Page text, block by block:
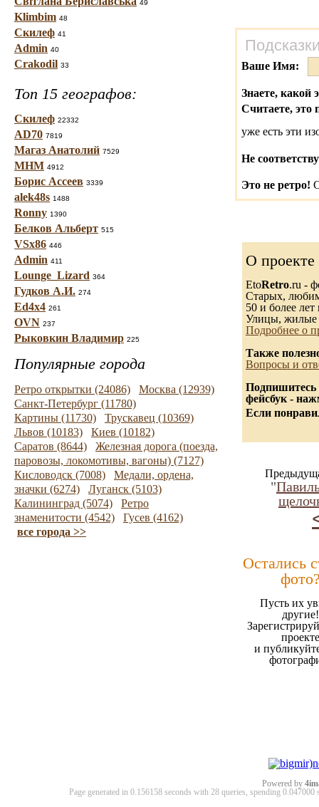
49
Klimbim 48
Скилеф 41
Admin 40
Crakodil 33
Топ 15 географов:
Скилеф 22332
AD70 7819
Магаз Анатолий 7529
МНМ 4912
Борис Ассеев 3339
alek48s 1488
Ronny 1390
Белков Альберт 515
VSx86 446
Admin 411
Lounge_Lizard 364
Гудков А.И. 274
Ed4x4 261
OVN 237
Рыковкин Владимир 225
Популярные города
Ретро открытки (24086)
Москва (12939)
Санкт-Петербург (11780)
Картины (11730)
Трускавец (10369)
Львов (10183)
Киев (10182)
Саратов (8644)
Железная дорога (поезда,
паровозы, локомотивы, вагоны) (7127)
Кисловодск (7008)
Медали, ордена,
значки (6274)
Луганск (5103)
Калининград (5074)
Ретро
знаменитости (4542)
Гусев (4162)
все города >>
Ваше Имя:
Знаете, какой
Считаете, это
уже есть эти
Не
Это не ретро!
О проекте
EtoRetro.ru -
Старых,
50 и более лет
Улицы, жилые
Подробнее о
Также
Вопросы и
Подпишитесь
фейсбук -
Если
"
Остались
Пусть их
другие!
проекте
и
Powered by
Page generated in 0.156158 seconds with 28 queries, spending